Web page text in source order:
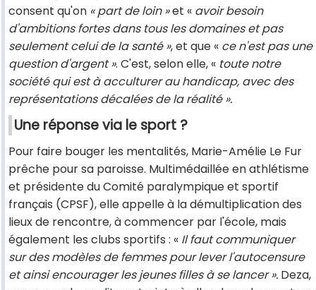
consent qu'on « part de loin »et « avoir besoin
d'ambitions fortes dans tous les domaines et pas
seulement celui de la santé », et que « ce n'est pas une
question d'argent ». C'est, selon elle, « toute notre
société qui est à acculturer au handicap, avec des
représentations décalées de la réalité ».
Une réponse via le sport ?
Pour faire bouger les mentalités, Marie-Amélie Le Fur
prêche pour sa paroisse. Multimédaillée en athlétisme
et présidente du Comité paralympique et sportif
français (CPSF), elle appelle à la démultiplication des
lieux de rencontre, à commencer par l'école, mais
également les clubs sportifs : « Il faut communiquer
sur des modèles de femmes pour lever l'autocensure
et ainsi encourager les jeunes filles à se lancer ». Deza,